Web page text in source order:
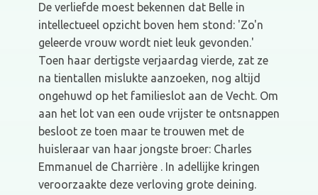
De verliefde moest bekennen dat Belle in
intellectueel opzicht boven hem stond: 'Zo'n
geleerde vrouw wordt niet leuk gevonden.'
Toen haar dertigste verjaardag vierde, zat ze
na tientallen mislukte aanzoeken, nog altijd
ongehuwd op het familieslot aan de Vecht. Om
aan het lot van een oude vrijster te ontsnappen
besloot ze toen maar te trouwen met de
huisleraar van haar jongste broer: Charles
Emmanuel de Charrière . In adellijke kringen
veroorzaakte deze verloving grote deining.